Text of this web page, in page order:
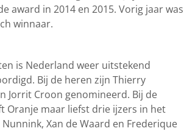
award in 2014 en 2015. Vorig jaar was
winnaar.
is Nederland weer uitstekend
Bij de heren zijn Thierry
Jorrit Croon genomineerd. Bij de
Oranje maar liefst drie ijzers in het
Xan de Waard en Frederique